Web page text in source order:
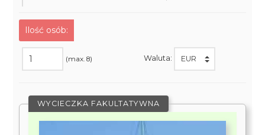
Ilość osób:
(max. 8) Waluta:
WYCIECZKA FAKULTATYWNA